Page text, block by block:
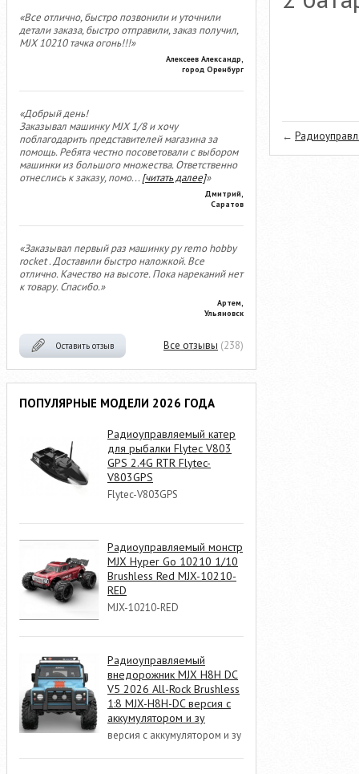
«Все отлично, быстро позвонили и уточнили
детали заказа, быстро отправили, заказ получил,
MJX 10210 тачка огонь!!!»
Алексеев Александр,
город Оренбург
«Добрый день!
Заказывал машинку MJX 1/8 и хочу
поблагодарить представителей магазина за
помощь. Ребята честно посоветовали с выбором
машинки из большого множества. Ответственно
отнеслись к заказу, помо...[читать далее]»
Дмитрий,
Саратов
«Заказывал первый раз машинку ру remo hobby
rocket . Доставили быстро наложкой. Все
отлично. Качество на высоте. Пока нареканий нет
к товару. Спасибо.»
Артем,
Ульяновск
Оставить отзыв Все отзывы (238)
ПОПУЛЯРНЫЕ МОДЕЛИ 2026 ГОДА
Радиоуправляемый катер
для рыбалки Flytec V803
GPS 2.4G RTR Flytec-
V803GPS
Flytec-V803GPS
Радиоуправляемый монстр
MJX Hyper Go 10210 1/10
Brushless Red MJX-10210-
RED
MJX-10210-RED
Радиоуправляемый
внедорожник MJX H8H DC
V5 2026 All-Rock Brushless
1:8 MJX-H8H-DC версия с
аккумулятором и зу
версия с аккумулятором и зу
←